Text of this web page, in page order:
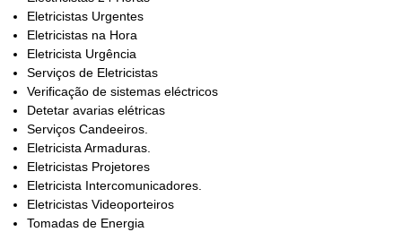
Eletricistas Urgentes
Eletricistas na Hora
Eletricista Urgência
Serviços de Eletricistas
Verificação de sistemas eléctricos
Detetar avarias elétricas
Serviços Candeeiros.
Eletricista Armaduras.
Eletricistas Projetores
Eletricista Intercomunicadores.
Eletricistas Videoporteiros
Tomadas de Energia